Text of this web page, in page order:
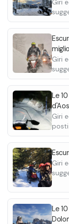
il
Giri
di
Le
Giri
posti
Giri
Le